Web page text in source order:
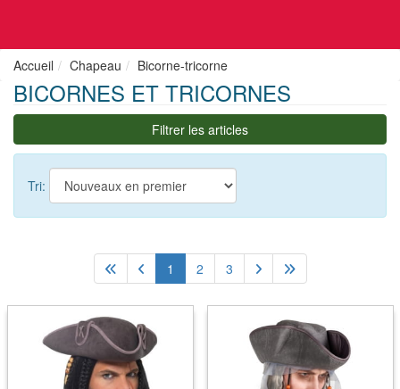
Accueil Chapeau Bicorne-tricorne
BICORNES ET TRICORNES
Filtrer les articles
Tri:
1 2 3